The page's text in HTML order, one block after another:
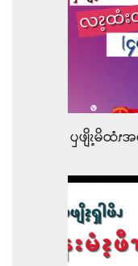
ၦဖျိၩ့မိထံၭ